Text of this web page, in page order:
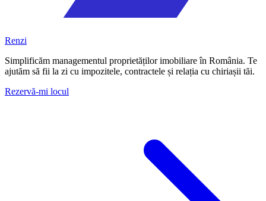
Renzi
Simplificăm managementul proprietăților imobiliare în România. Te
ajutăm să fii la zi cu impozitele, contractele și relația cu chiriașii tăi.
Rezervă-mi locul